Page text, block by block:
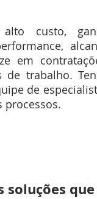
custo,
em
de trabalho.
de
processos.
soluções